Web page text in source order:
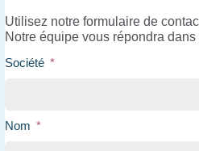
Utilisez notre formulaire de
Notre équipe vous répondra
Société
Nom